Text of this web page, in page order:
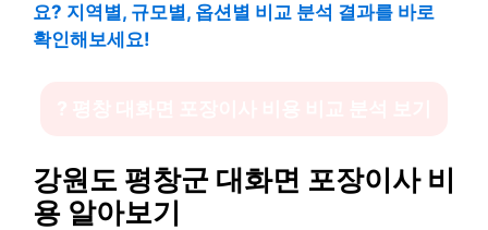
요? 지역별, 규모별, 옵션별 비교 분석 결과를 바로
확인해보세요!
강원도 평창군 대화면 포장이사 비
용 알아보기